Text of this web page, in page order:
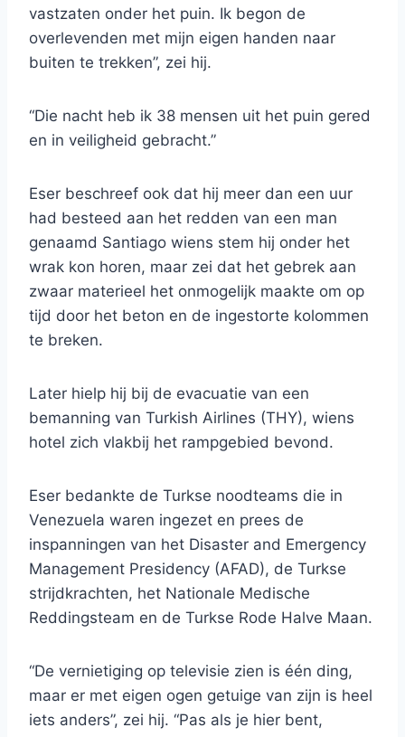
vastzaten onder het puin. Ik begon de
overlevenden met mijn eigen handen naar
buiten te trekken”, zei hij.
“Die nacht heb ik 38 mensen uit het puin gered
en in veiligheid gebracht.”
Eser beschreef ook dat hij meer dan een uur
had besteed aan het redden van een man
genaamd Santiago wiens stem hij onder het
wrak kon horen, maar zei dat het gebrek aan
zwaar materieel het onmogelijk maakte om op
tijd door het beton en de ingestorte kolommen
te breken.
Later hielp hij bij de evacuatie van een
bemanning van Turkish Airlines (THY), wiens
hotel zich vlakbij het rampgebied bevond.
Eser bedankte de Turkse noodteams die in
Venezuela waren ingezet en prees de
inspanningen van het Disaster and Emergency
Management Presidency (AFAD), de Turkse
strijdkrachten, het Nationale Medische
Reddingsteam en de Turkse Rode Halve Maan.
“De vernietiging op televisie zien is één ding,
maar er met eigen ogen getuige van zijn is heel
iets anders”, zei hij. “Pas als je hier bent,